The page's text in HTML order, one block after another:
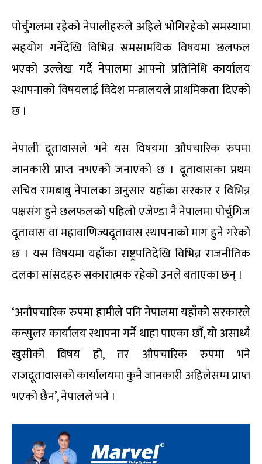
पोर्चुगलमा रहेको नेपालीहरुले अहिले भोगिरहेको समस्यामा
सहयोग गर्नेदेखि विभिन्न समसामयिक विषयमा छलफल
भएको उल्लेख गर्दै नेपालमा आफ्नो प्रतिनिधि कार्यालय
स्थापनाको विषयलाई विदेश मन्त्रालयले प्राथमिकता दिएको
छ ।
नेपाली दूतावासले भने यस विषयमा औपचारिक रुपमा
जानकारी प्राप्त नभएको जनाएको छ । दूतावासका प्रथम
सचिव रामबाबु नेपालका अनुसार यहाँका सरकार र विभिन्न
पक्षसंग हुने छलफलको पहिलो एजेण्डा नै नेपालमा पोर्चुगिज
दूतावास वा महावाणिज्यदूतावास स्थापनाको माग हुने गरेको
छ । यस विषयमा यहाँका राष्ट्रपतिदेखि विभिन्न राजनीतिक
दलका सांसदहरु सकारात्मक रहेको उनले बताएका छन् ।
‘अनौपचारिक रुपमा हामीले पनि नेपालमा यहाँको सरकारले
कन्सुलर कार्यालय स्थापना गर्ने थाहा पाएका छौं, यो असाध्यै
खुसीको विषय हो, तर औपचारिक रुपमा भने
राजदूतावासको कार्यालयमा कुनै जानकारी अहिलेसम्म प्राप्त
भएको छैन’, नेपालले भने ।